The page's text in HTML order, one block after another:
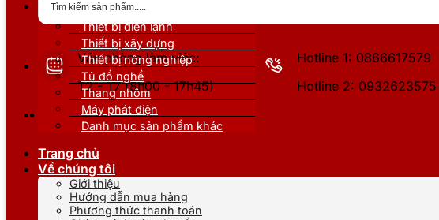
Văn phòng làm việc:
T2 - T7 (8h00 - 17h45)
Hotline 1: 0866617579
Hotline 2: 0932623575
Thiết bị nâng đỡ
Thiết bị điện lạnh
Thiết bị xây dựng
Thiết bị nông nghiệp
Tủ đồ nghề
Thang nhôm
Máy phát điện
Danh mục sản phẩm khác
Trang chủ
Về chúng tôi
Giới thiệu
Hướng dẫn mua hàng
Phương thức thanh toán